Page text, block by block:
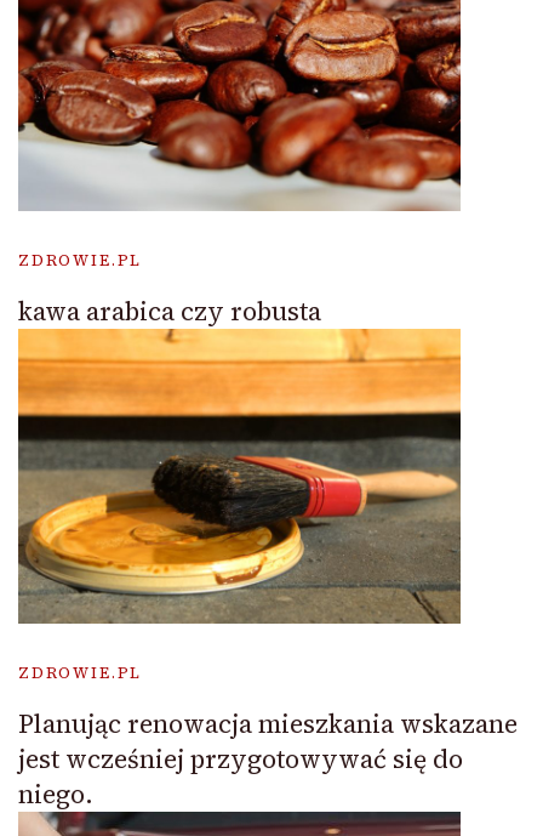
ZDROWIE.PL
kawa arabica czy robusta
ZDROWIE.PL
Planując renowacja mieszkania wskazane
jest wcześniej przygotowywać się do
niego.